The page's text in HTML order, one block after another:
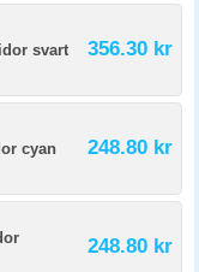
svart 356.30 kr
cyan 248.80 kr
248.80 kr